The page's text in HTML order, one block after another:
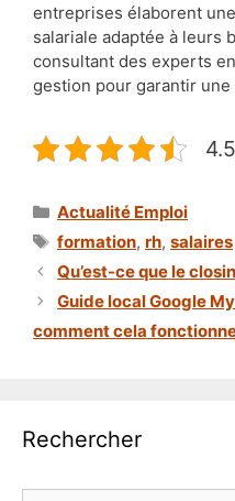
entreprises élaborent
salariale adaptée à leurs
consultant des experts
gestion pour garantir
Catégories
Actualité Emploi
Étiquettes
formation, rh, salaires
Qu’est-ce que le
Guide local Google
comment cela
Rechercher